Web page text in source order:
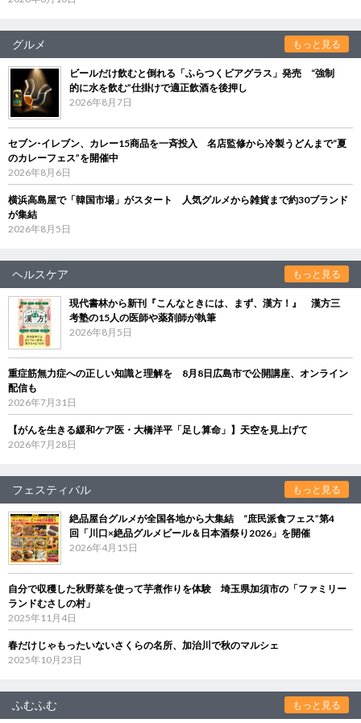
グルメ もっと見る
ビールだけ飲むと倒れる「ふらつくビアグラス」発売 “強制
的に水を飲む”仕掛けで適正飲酒を後押し
2026年8月7日
セブン‐イレブン、カレー15商品を一斉投入 名店監修から冷製うどんまで“夏
のカレーフェス”を開催中
2026年8月6日
横浜高島屋で「韓国市場」がスタート 人気グルメから雑貨まで約30ブランド
が集結
2026年8月5日
ヘルスケア もっと見る
現代書林から新刊『こんなときには、まず、漢方！』 漢方三
考塾の15人の医師や薬剤師が執筆
2026年8月5日
重症筋無力症への正しい知識と理解を 8月8日広島市で公開講座、オンライン
配信も
2026年7月31日
【がんを生きる緩和ケア医・大橋洋平「足し算命」】天空を見上げて
2026年7月28日
フェスティバル もっと見る
絶品屋台グルメが全国各地から大集結 “庶民派食フェス”第4
回「川口×絶品グルメビール＆日本酒祭り2026」を開催
2026年4月15日
自分で収穫した秋野菜を使って芋煮作りを体験 埼玉県加須市の「ファミリー
ランドむさしの村」
2025年11月4日
春だけじゃもったいないさくらの名所、加治川で秋のマルシェ
2025年10月23日
ふむふむ もっと見る